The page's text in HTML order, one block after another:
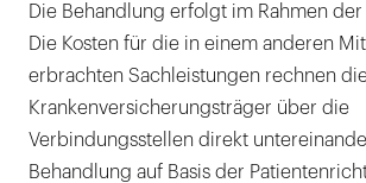
Die Behandlung erfolgt im Rahmen
Die Kosten für die in einem anderen
erbrachten Sachleistungen rechnen
Krankenversicherungsträger über die
Verbindungsstellen direkt
Behandlung auf Basis der